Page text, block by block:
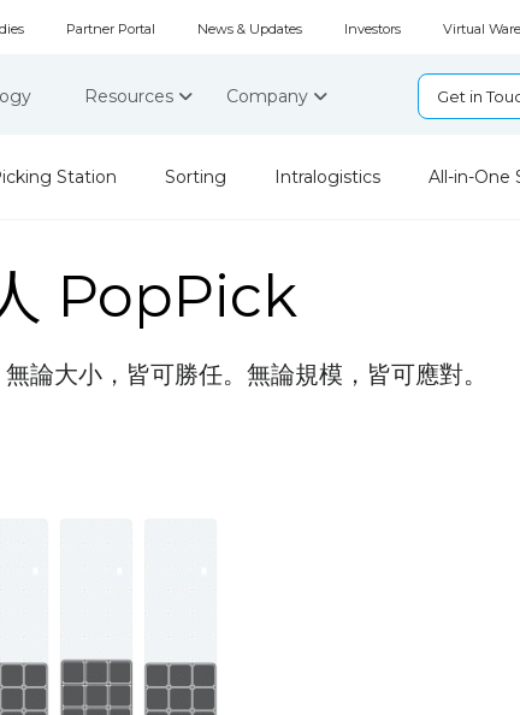
Partner Portal News & Updates Investors Virtual
Resources Company Get in
Station Sorting Intralogistics All-in-One
PopPick
論大小，皆可勝任。無論規模，皆可應對。